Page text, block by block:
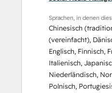
Sprachen, in denen
Chinesisch
(vereinfacht),
Englisch, Finnisch,
Italienisch,
Niederländisch,
Polnisch,